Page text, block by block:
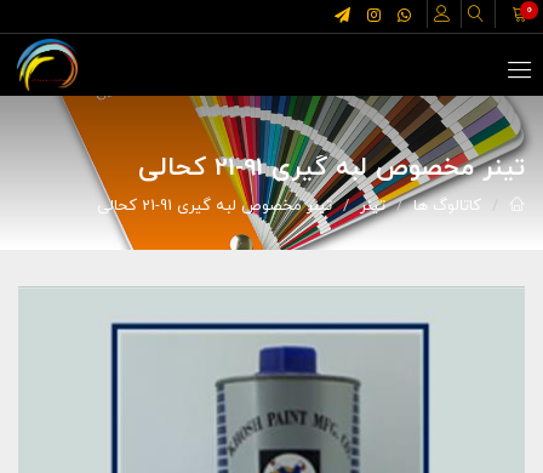
0
تینر مخصوص لبه گیری 91-21 کحالی
کاتالوگ ها تینر تینر مخصوص لبه گیری 91-21 کحالی